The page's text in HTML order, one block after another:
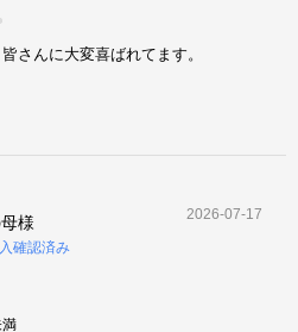
さんに大変喜ばれてます。
様
確認済み
2026-07-17